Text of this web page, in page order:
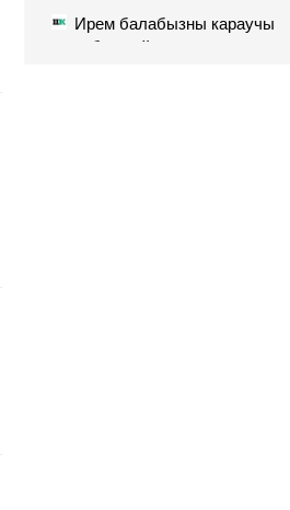
Ирем балабызны караучы
няня белән йоклаган